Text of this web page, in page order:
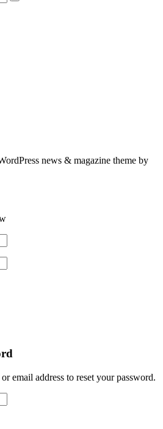
news & magazine theme by
email address to reset your password.